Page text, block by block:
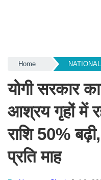
Home
योगी सरकार
आश्रय गृहों में
राशि 50%
प्रति माह